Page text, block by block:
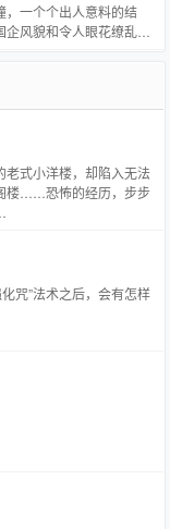
，一个个出人意料的结
风貌和令人眼花缭乱的
老式小洋楼，却陷入无法
楼……恐怖的经历，步步
咒”法术之后，会有怎样